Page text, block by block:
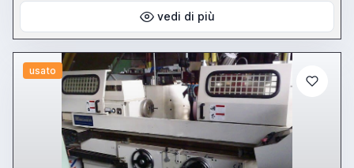
vedi di più
usato